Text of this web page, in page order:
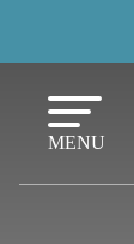
MENU